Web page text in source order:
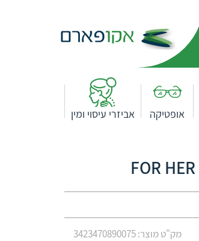
אופטיקה אביזרי עיסוי ומין
מק"ט מוצר: 3423470890075